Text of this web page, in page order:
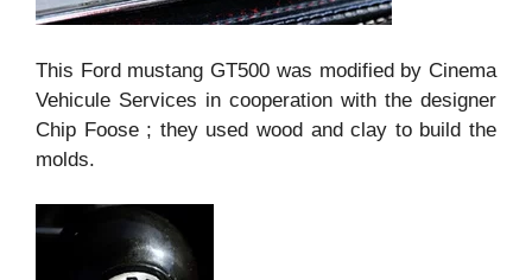
This Ford mustang GT500 was modified by Cinema
Vehicule Services in cooperation with the designer
Chip Foose ; they used wood and clay to build the
molds.